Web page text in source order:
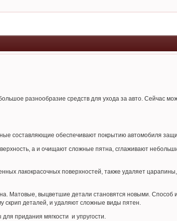
разнообразие средств для ухода за авто. Сейчас
составляющие обеспечивают покрытию автомобиля
а и очищают сложные пятна, сглаживают
лакокрасочных поверхностей, также удаляет
Матовые, выцветшие детали становятся новыми. Способ
скрип деталей, и удаляют сложные виды пятен.
придания мягкости и упругости.